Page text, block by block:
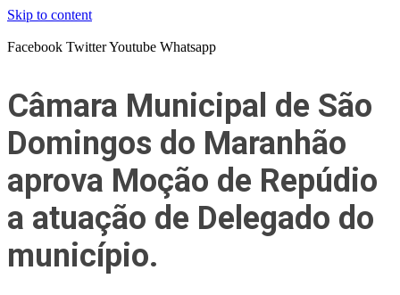
Skip to content
Facebook TwitterYoutube Whatsapp
Câmara Municipal de São
Domingos do Maranhão
aprova Moção de Repúdio
a atuação de Delegado do
município.